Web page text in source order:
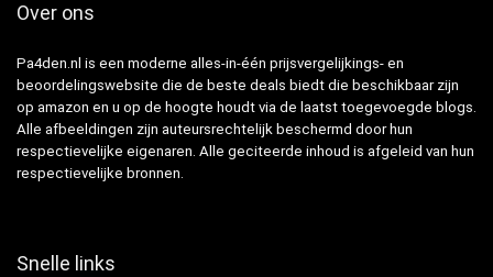
Over ons
Pa4den.nl is een moderne alles-in-één prijsvergelijkings- en
beoordelingswebsite die de beste deals biedt die beschikbaar zijn
op amazon en u op de hoogte houdt via de laatst toegevoegde blogs.
Alle afbeeldingen zijn auteursrechtelijk beschermd door hun
respectievelijke eigenaren. Alle geciteerde inhoud is afgeleid van hun
respectievelijke bronnen.
Snelle links